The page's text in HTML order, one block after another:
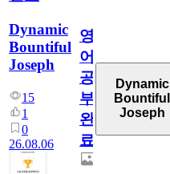
Dynamic
Bountiful
Joseph
15
1
0
26.08.06
영
어
공
부
완
료
Dynamic
Bountiful
Joseph